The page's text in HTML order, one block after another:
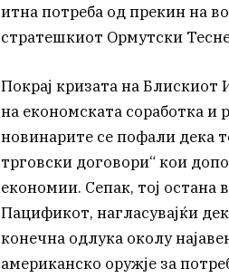
итна потреба од прекин на
стратешкиот Ормутски
Покрај кризата на Блискиот
на економската соработка и
новинарите се пофали дека
трговски договори“ кои
економии. Сепак, тој
Пацификот, нагласувајќи
конечна одлука околу
американско оружје за